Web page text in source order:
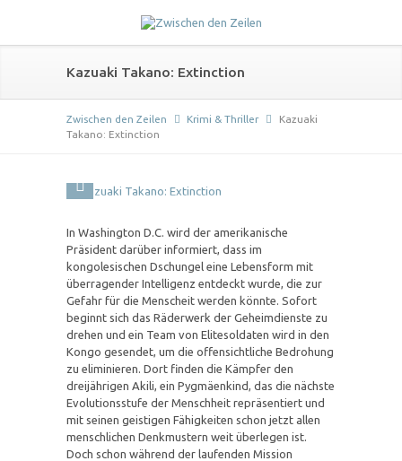
Kazuaki Takano: Extinction
Zwischen den Zeilen Krimi & Thriller
Kazuaki
Takano: Extinction
In Washington D.C. wird der amerikanische
Präsident darüber informiert, dass im
kongolesischen Dschungel eine Lebensform mit
überragender Intelligenz entdeckt wurde, die zur
Gefahr für die Menscheit werden könnte. Sofort
beginnt sich das Räderwerk der Geheimdienste zu
drehen und ein Team von Elitesoldaten wird in den
Kongo gesendet, um die offensichtliche Bedrohung
zu eliminieren. Dort finden die Kämpfer den
dreijährigen Akili, ein Pygmäenkind, das die nächste
Evolutionsstufe der Menschheit repräsentiert und
mit seinen geistigen Fähigkeiten schon jetzt allen
menschlichen Denkmustern weit überlegen ist.
Doch schon während der laufenden Mission